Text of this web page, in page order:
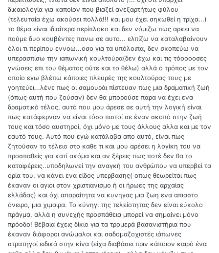
δικαιολογία για καποίον που βιαζεί ανεξαρτήτως φύλου
(τελευταία έχω ακούσει πολλά!!! και μου έχει σηκωθεί η τρίχα...)
το θέμα είναι ιδιαίτερα περίπλοκο και δεν νόμιζω πως αρκει να
πούμε δυο κουβέντες πανω σε αυτο... ελπίζω να καταλαβαίνουν
όλοι τι περίπου εννοώ...οσο για τα υπόλοιπα, δεν σκοπεύω να
υπερασπίσω την ιαπωνική κουλτούρα(δεν έχω και τις τόοοοοσες
γνώσεις επι του θέματος ούτε και το θέλω) αλλά ο τρόπος με τον
οποίο εγω βλέπω κάποιες πλευρές της κουλτούρας τους με
γοητεύει...λένε πως οι σαμουράι πίστευαν πως μια δραματική ζωή
(όπως αυτή που ζούσαν) δεν θα μπορούσε παρα να έχει ενα
δραματικό τέλος, αυτό που μου άρεσε σε αυτή την λογική είναι
πως κατάφερναν να είναι τόσο πιστοί σε έναν σκοπό στην ζωή
τους και τόσο αυστηροί, όχι μόνο με τους άλλους αλλα και με τον
εαυτό τους. Αυτό που εγώ κατάλαβα απο αυτό, είναι πως
ζητούσαν το τέλειο στο καθε τι και μου αρέσει η λογίκη του να
προσπαθείς για κατί ακόμα και αν ξέρεις πως ποτέ δεν θα το
καταφέρεις..υποδηλωνεί την αναγκή του ανθρώπου να υπερβεί τα
ορία του, να κάνει ενα είδος υπερβασης( οπως θεωρείται πως
έκαναν οι αγιοι στον χριστιανισμο ή οι ήρωες της αρχαίας
ελλάδας) και όχι απαραίτητα να κυνηγας μια ζωη ενα απιαστο
όνειρο, μια χιμαιρα. Το κύνηγι της τελείοτητας δεν είναι εύκολο
πράγμα, αλλά η συνεχής προσπάθεια μπορεί να σημαίνει μόνο
πρόοδο! Βέβαια έχεις δίκιο για τα τρομερά βασανιστήρια που
έκαναν διάφοροι ανώμαλοι και σαδομαζοχιστές ιάπωνες
στρατηγοί ειδικά στην κίνα (είχα διαβάσει πριν κάποιον καιρό ένα